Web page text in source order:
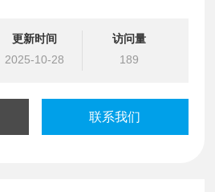
更新时间
2025-10-28
访问量
189
联系我们